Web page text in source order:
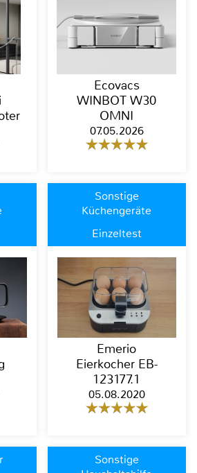
Ecovacs
WINBOT W30
OMNI
07.05.2026
Sonstige
Küchengeräte
Einzeltest
Emerio
Eierkocher EB-
123177.1
05.08.2020
Sonstige